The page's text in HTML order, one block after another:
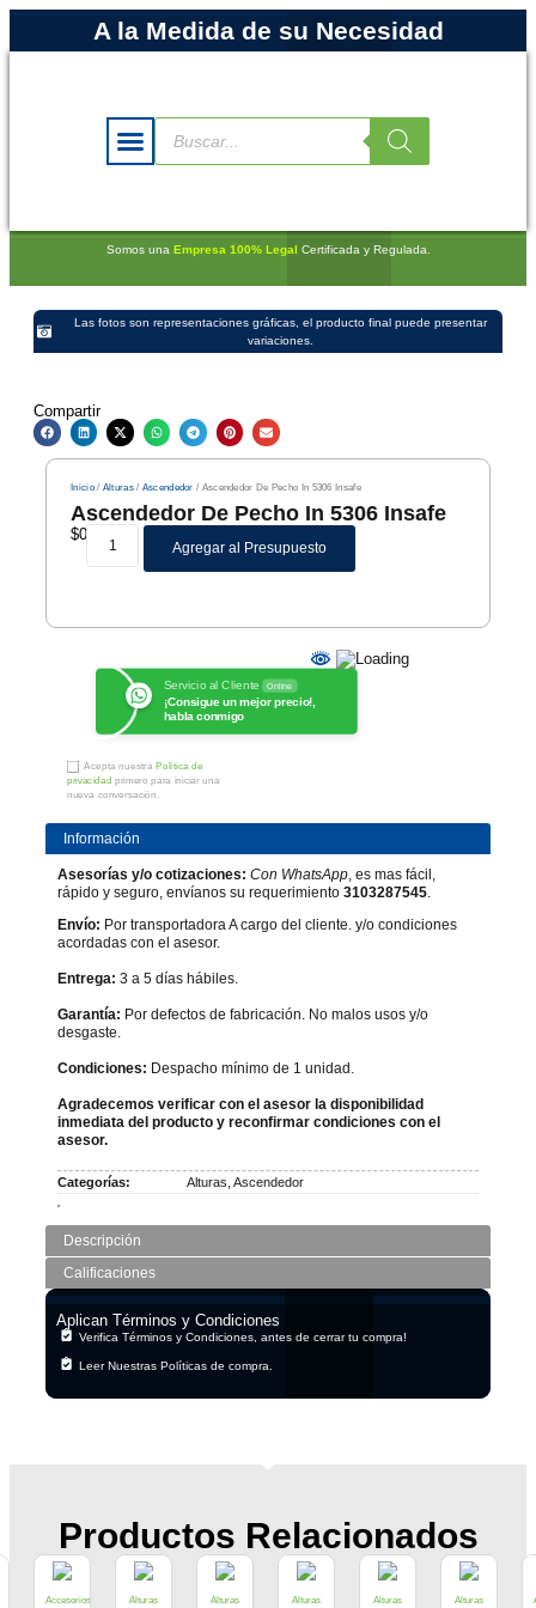
A la Medida de su Necesidad
Somos una Empresa 100% Legal Certificada y Regulada.
Las fotos son representaciones gráficas, el producto final puede presentar
variaciones.
Compartir
Inicio/ Alturas/ Ascendedor / Ascendedor De Pecho In 5306 Insafe
Ascendedor De Pecho In 5306 Insafe
$0
Agregar al Presupuesto
Servicio al Cliente Online
¡Consigue un mejor precio!,
habla conmigo
Acepta nuestraPolítica de
privacidad primero para iniciar una
nueva conversación.
Información
Descripción
Calificaciones
Asesorías y/o cotizaciones: Con WhatsApp , es mas fácil,
rápido y seguro, envíanos su requerimiento 3103287545
Envío: Por transportadora A cargo del cliente. y/o condiciones
acordadas con el asesor.
Entrega: 3 a 5 días hábiles.
Garantía: Por defectos de fabricación. No malos usos y/o
desgaste.
Condiciones: Despacho mínimo de 1 unidad.
Agradecemos verificar con el asesor la disponibilidad
inmediata del producto y reconfirmar condiciones con el
asesor.
Categorías: Alturas Ascendedor
Aplican Términos y Condiciones
Verifica Términos y Condiciones, antes de cerrar tu compra!
Leer Nuestras Políticas de compra.
Productos Relacionados
Accesorios Alturas Alturas Alturas Alturas Alturas